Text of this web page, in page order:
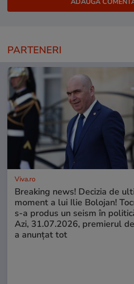
PARTENERI
Viva.ro
Breaking news! Decizia de
moment a lui Ilie Bolojan!
s-a produs un seism în
Azi, 31.07.2026, premierul
a anunțat tot